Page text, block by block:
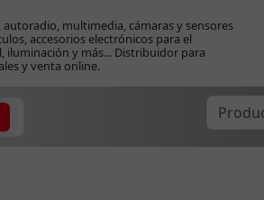
autoradio, multimedia, cámaras y sensores
accesorios electrónicos para el
iluminación y más... Distribuidor para
y venta online.